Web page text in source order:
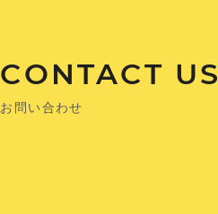
CONTACT US
お問い合わせ